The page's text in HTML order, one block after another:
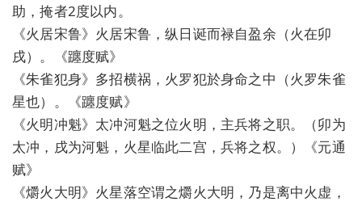
助，掩者2度以内。
《火居宋鲁》火居宋鲁，纵日诞而禄自盈余（火在卯
戌）。《躔度赋》
《朱雀犯身》多招横祸，火罗犯於身命之中（火罗朱雀
星也）。《躔度赋》
《火明冲魁》太冲河魁之位火明，主兵将之职。（卯为
太冲，戌为河魁，火星临此二宫，兵将之权。）《元通
赋》
《爝火大明》火星落空谓之爝火大明，乃是离中火虚，